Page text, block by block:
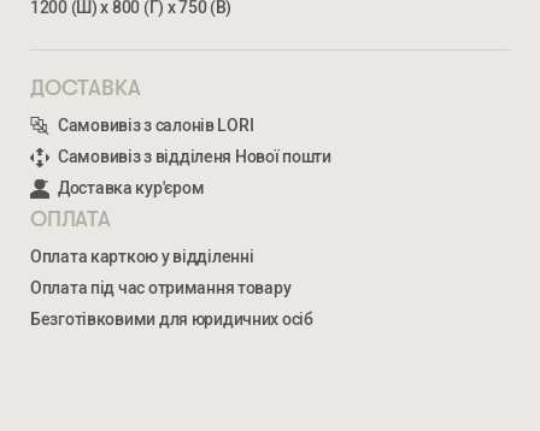
1200 (Ш) х 800 (Г) х 750 (В)
ДОСТАВКА
Самовивіз з салонів LORI
Самовивіз з відділеня Нової пошти
Доставка кур'єром
ОПЛАТА
Оплата карткою у відділенні
Оплата під час отримання товару
Безготівковими для юридичних осіб
Ми відкриті для співпраці з компаніями, які займаються
облаштуванням житлової та комерційної нерухомості
ВВЕДІТЬ ВАШЕ ПРІЗВИЩЕ ТА ІМ’Я *